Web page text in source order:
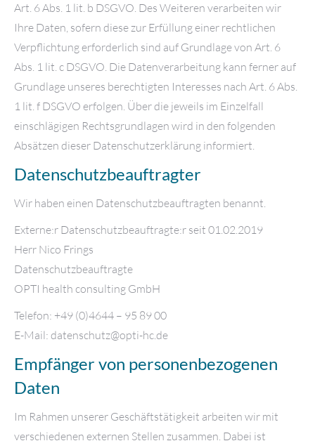
Art. 6 Abs. 1 lit. b DSGVO. Des Weiteren verarbeiten wir
Ihre Daten, sofern diese zur Erfüllung einer rechtlichen
Verpflichtung erforderlich sind auf Grundlage von Art. 6
Abs. 1 lit. c DSGVO. Die Datenverarbeitung kann ferner auf
Grundlage unseres berechtigten Interesses nach Art. 6 Abs.
1 lit. f DSGVO erfolgen. Über die jeweils im Einzelfall
einschlägigen Rechtsgrundlagen wird in den folgenden
Absätzen dieser Datenschutzerklärung informiert.
Datenschutz­beauftragter
Wir haben einen Datenschutzbeauftragten benannt.
Externe:r Datenschutzbeauftragte:r seit 01.02.2019
Herr Nico Frings
Datenschutzbeauftragte
OPTI health consulting GmbH
Telefon: +49 (0)4644 – 95 89 00
E-Mail: datenschutz@opti-hc.de
Empfänger von personenbezogenen
Daten
Im Rahmen unserer Geschäftstätigkeit arbeiten wir mit
verschiedenen externen Stellen zusammen. Dabei ist